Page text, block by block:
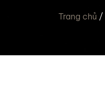
Trang chủ /